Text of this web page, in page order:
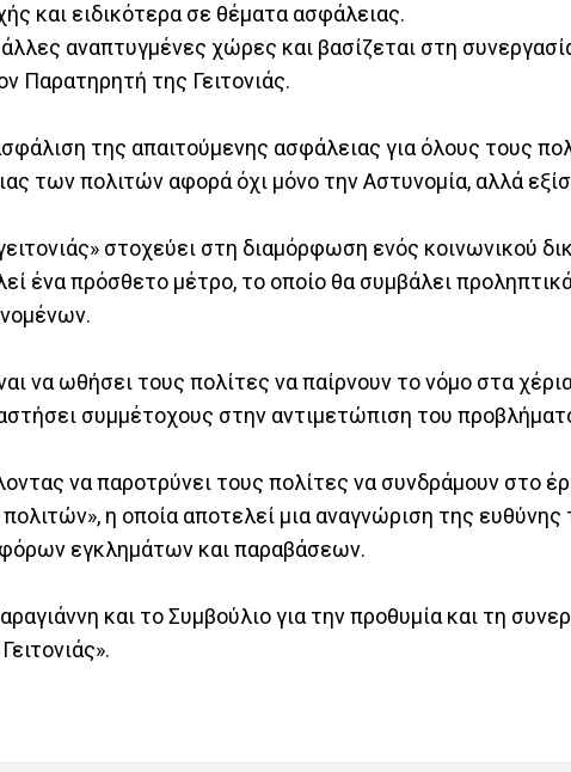
και ειδικότερα σε θέματα ασφάλειας.
αναπτυγμένες χώρες και βασίζεται στη
Παρατηρητή της Γειτονιάς.
της απαιτούμενης ασφάλειας για όλους τους
των πολιτών αφορά όχι μόνο την Αστυνομία, αλλά
στοχεύει στη διαμόρφωση ενός κοινωνικού
ένα πρόσθετο μέτρο, το οποίο θα συμβάλει
να ωθήσει τους πολίτες να παίρνουν το νόμο στα
συμμέτοχους στην αντιμετώπιση του
να παροτρύνει τους πολίτες να συνδράμουν στο
η οποία αποτελεί μια αναγνώριση της
εγκλημάτων και παραβάσεων.
και το Συμβούλιο για την προθυμία και τη